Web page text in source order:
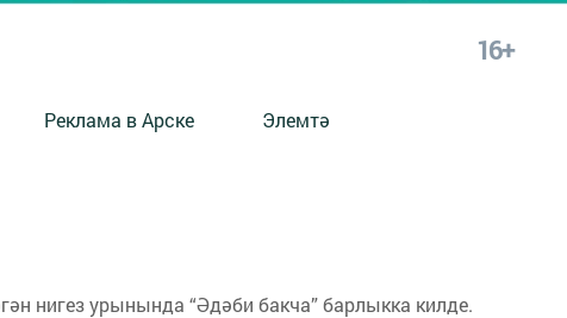
16+
Реклама в Арске Элемтә
нигез урынында “Әдәби бакча” барлыкка килде.